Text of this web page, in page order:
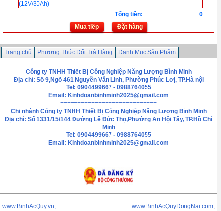
(12V/30Ah)
Tổng tiền:
0
Mua tiếp
Đặt hàng
Trang chủ Phương Thức Đổi Trả Hàng
Danh Mục Sản Phẩm
Công ty TNHH Thiết Bị Công Nghiệp Năng Lượng Bình Minh
Địa chỉ: Số 9,Ngõ 461 Nguyễn Văn Linh, Phường Phúc Lơị, TP.Hà nội
Tel: 0904499667 - 0988764055
Email: Kinhdoanbinhminh2025@gmail.com
============================
Chi nhánh Công ty TNHH Thiết Bị Công Nghiệp Năng Lượng Bình Minh
Địa chỉ: Số 1331/15/144 Đường Lê Đức Thọ,Phường An Hội Tây, TP.Hồ Chí
Minh
Tel: 0904499667 - 0988764055
Email: Kinhdoanbinhminh2025@gmail.com
www.BinhAcQuy.vn; www.BinhAcQuyDongNai.com,